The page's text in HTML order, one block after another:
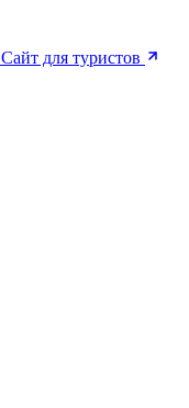
Сайт для туристов